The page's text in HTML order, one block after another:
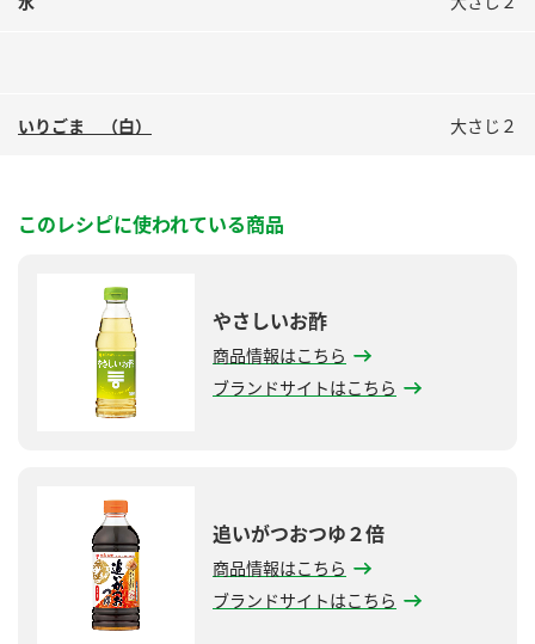
業務用サイト 製造所固有記号一覧
いりごま （白） 大さじ２
このレシピに使われている商品
やさしいお酢
商品情報はこちら
ブランドサイトはこちら
追いがつおつゆ２倍
商品情報はこちら
ブランドサイトはこちら